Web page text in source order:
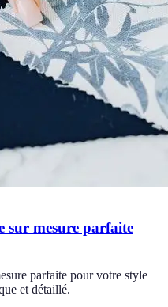
sur mesure parfaite
parfaite pour votre style
et détaillé.